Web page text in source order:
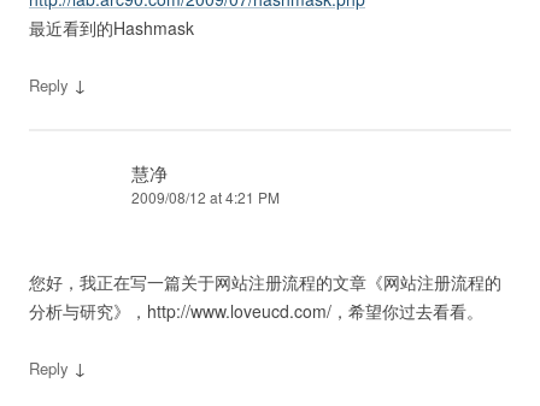
最近看到的Hashmask
Reply ↓
慧净
2009/08/12 at 4:21 PM
您好，我正在写一篇关于网站注册流程的文章《网站注册流程的
分析与研究》，http://www.loveucd.com/，希望你过去看看。
Reply ↓